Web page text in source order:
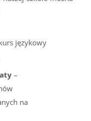
językowy
–
na